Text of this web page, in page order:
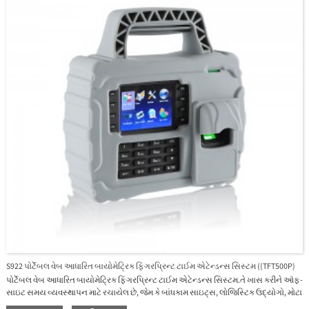
S922 પોર્ટેબલ વેબ આધારિત બાયોમેટ્રિક ફિંગરપ્રિન્ટ ટાઈમ એટેન્ડન્સ સિસ્ટમ ((TFT500P)
પોર્ટેબલ વેબ આધારિત બાયોમેટ્રિક ફિંગરપ્રિન્ટ ટાઈમ એટેન્ડન્સ સિસ્ટમ.તે ખાસ કરીને ઑફ-
સાઇટ સમય વ્યવસ્થાપન માટે રચાયેલ છે, જેમ કે બાંધકામ સાઇટ્સ, લોજિસ્ટિક ઉદ્યોગો, મોટા
ખેતરો અને ખાણકામ ઉદ્યોગ.રબર સાથે કોટિંગ, તેનું વોટરપ્રૂફ અને ડસ્ટપ્રૂફ અને IP65